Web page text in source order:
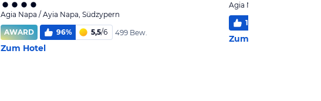
Agia Napa / Ayia Napa, Südzypern
AWARD
96% 5,5/6 499 Bew.
Zum Hotel
Agia Napa / Ayia Napa,
100
Zum Hotel